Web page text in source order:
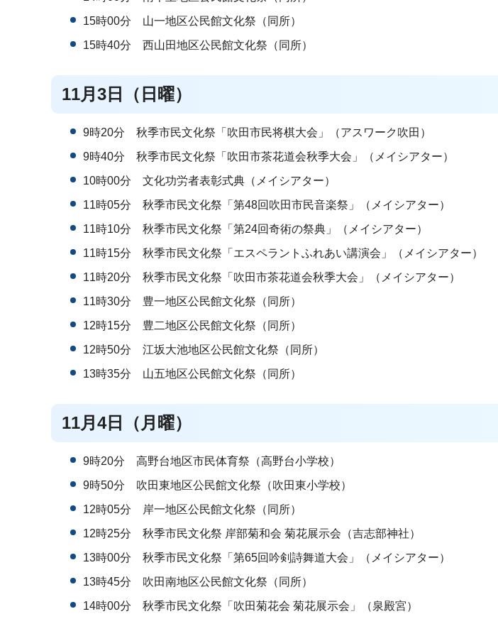
15時00分 山一地区公民館文化祭（同所）
15時40分 西山田地区公民館文化祭（同所）
11月3日（日曜）
9時20分 秋季市民文化祭「吹田市民将棋大会」（アスワーク吹田）
9時40分 秋季市民文化祭「吹田市茶花道会秋季大会」（メイシアター）
10時00分 文化功労者表彰式典（メイシアター）
11時05分 秋季市民文化祭「第48回吹田市民音楽祭」（メイシアター）
11時10分 秋季市民文化祭「第24回奇術の祭典」（メイシアター）
11時15分 秋季市民文化祭「エスペラントふれあい講演会」（メイシアター）
11時20分 秋季市民文化祭「吹田市茶花道会秋季大会」（メイシアター）
11時30分 豊一地区公民館文化祭（同所）
12時15分 豊二地区公民館文化祭（同所）
12時50分 江坂大池地区公民館文化祭（同所）
13時35分 山五地区公民館文化祭（同所）
11月4日（月曜）
9時20分 高野台地区市民体育祭（高野台小学校）
9時50分 吹田東地区公民館文化祭（吹田東小学校）
12時05分 岸一地区公民館文化祭（同所）
12時25分 秋季市民文化祭 岸部菊和会 菊花展示会（吉志部神社）
13時00分 秋季市民文化祭「第65回吟剣詩舞道大会」（メイシアター）
13時45分 吹田南地区公民館文化祭（同所）
14時00分 秋季市民文化祭「吹田菊花会 菊花展示会」（泉殿宮）